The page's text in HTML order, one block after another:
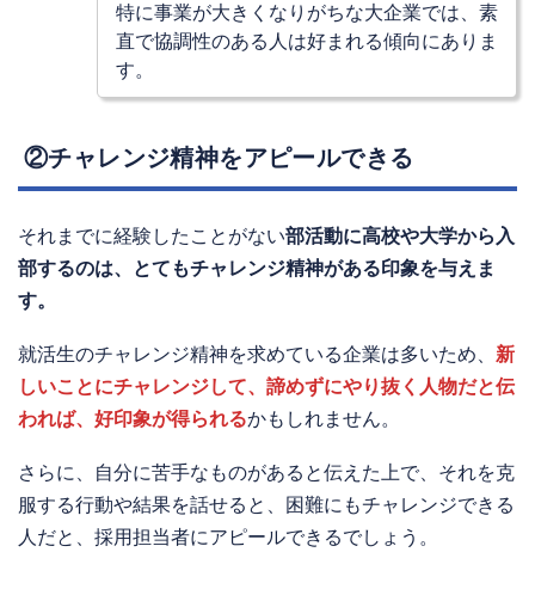
特に事業が大きくなりがちな大企業では、素
直で協調性のある人は好まれる傾向にありま
す。
②チャレンジ精神をアピールできる
それまでに経験したことがない部活動に高校や大学から入
部するのは、とてもチャレンジ精神がある印象を与えま
す。
就活生のチャレンジ精神を求めている企業は多いため、 新
しいことにチャレンジして、諦めずにやり抜く人物だと伝
われば、好印象が得られるかもしれません。
さらに、自分に苦手なものがあると伝えた上で、それを克
服する行動や結果を話せると、困難にもチャレンジできる
人だと、採用担当者にアピールできるでしょう。